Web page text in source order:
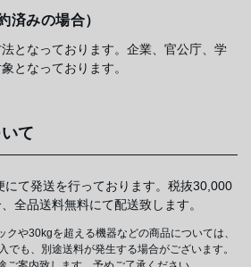
済みの場合）
となっております。企業、官公庁、学
となっております。
て
にて発送を行っております。税抜30,000
全品送料無料にて配送致します。
クや30kgを超える機器などの商品については、
でも、別途送料が発生する場合がございます。